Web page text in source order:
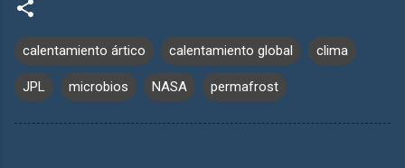
calentamiento ártico calentamiento global clima
JPL microbios NASA permafrost